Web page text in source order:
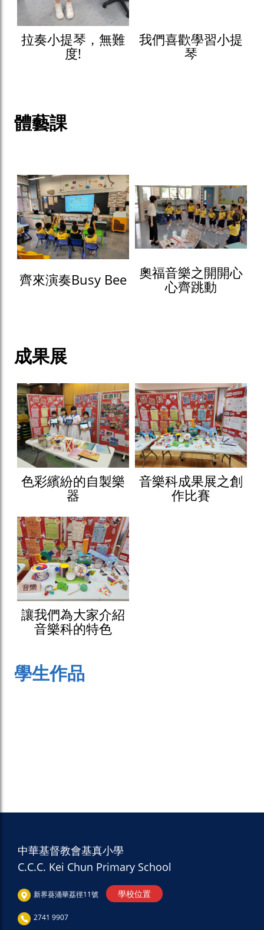
拉奏小提琴，無難
度!
我們喜歡學習小提
琴
體藝課
齊來演奏Busy Bee
奧福音樂之開開心
心齊跳動
成果展
色彩繽紛的自製樂
器
音樂科成果展之創
作比賽
讓我們為大家介紹
音樂科的特色
學生作品
中華基督教會基真小學
C.C.C. Kei Chun Primary School
新界葵涌華荔徑11號 學校位置
2741 9907